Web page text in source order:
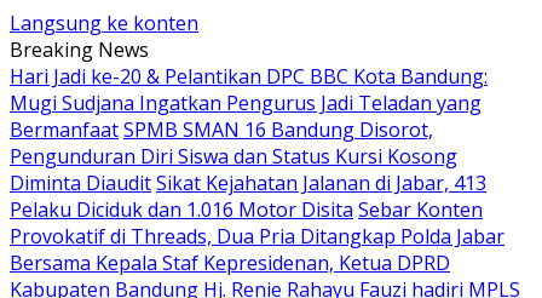
Langsung ke konten
Breaking News
Hari Jadi ke-20 & Pelantikan DPC BBC Kota Bandung:
Mugi Sudjana Ingatkan Pengurus Jadi Teladan yang
BermanfaatSPMB SMAN 16 Bandung Disorot,
Pengunduran Diri Siswa dan Status Kursi Kosong
Diminta DiauditSikat Kejahatan Jalanan di Jabar, 413
Pelaku Diciduk dan 1.016 Motor Disita Sebar Konten
Provokatif di Threads, Dua Pria Ditangkap Polda Jabar
Bersama Kepala Staf Kepresidenan, Ketua DPRD
Kabupaten Bandung Hj. Renie Rahayu Fauzi hadiri MPLS